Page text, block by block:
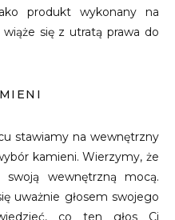
produkt wykonany na
się z utratą prawa do
stawiamy na wewnętrzny
kamieni. Wierzymy, że
swoją wewnętrzną mocą.
uważnie głosem swojego
co ten głos Ci